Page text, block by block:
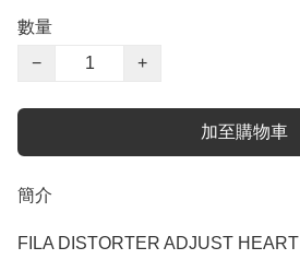
數量
−
+
加至購物車
簡介
FILA DISTORTER ADJUST HEART